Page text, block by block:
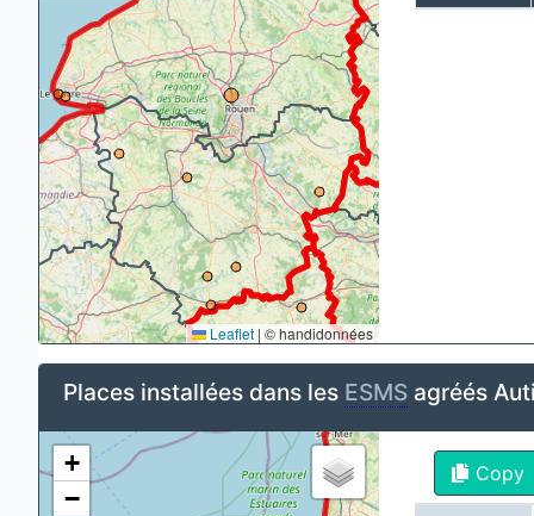
Leaflet | © handidonnées
Places installées dans les ESMS agréés
+
−
Copy